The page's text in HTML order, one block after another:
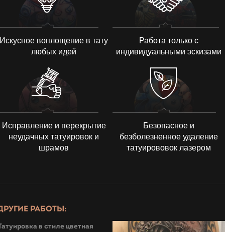
Искусное воплощение в тату
любых идей
Работа только с
индивидуальными эскизами
Исправление и перекрытие
неудачных татуировок и
шрамов
Безопасное и
безболезненное удаление
татуирововок лазером
РАБОТЫ: